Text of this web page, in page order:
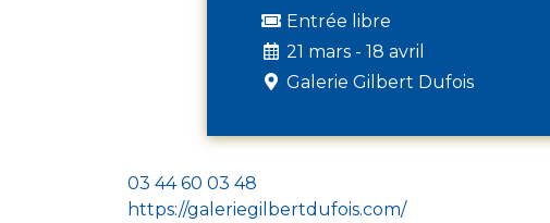
Entrée libre
21 mars - 18 avril
Galerie Gilbert Dufois
03 44 60 03 48
https://galeriegilbertdufois.com/